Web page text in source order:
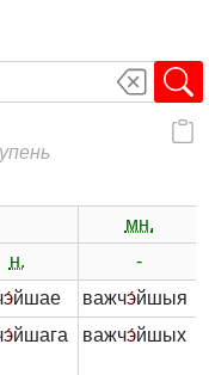
мн.
н.
-
э́йшае важчэ́йшыя
э́йшага важчэ́йшых